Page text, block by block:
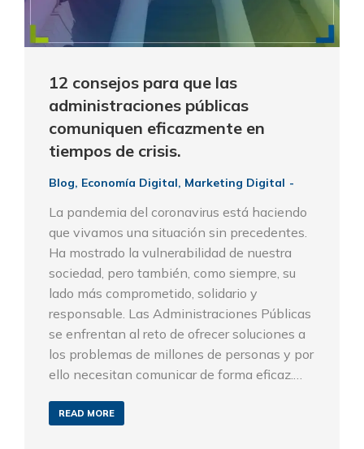
12 consejos para que las
administraciones públicas
comuniquen eficazmente en
tiempos de crisis.
Blog, Economía Digital, Marketing Digital
La pandemia del coronavirus está haciendo
que vivamos una situación sin precedentes.
Ha mostrado la vulnerabilidad de nuestra
sociedad, pero también, como siempre, su
lado más comprometido, solidario y
responsable. Las Administraciones Públicas
se enfrentan al reto de ofrecer soluciones a
los problemas de millones de personas y por
ello necesitan comunicar de forma eficaz.…
READ MORE